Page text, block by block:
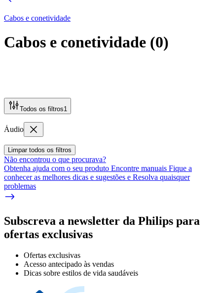
Cabos e conetividade
Cabos e conetividade (0)
Todos os filtros1
Áudio
Limpar todos os filtros
Não encontrou o que procurava?
Obtenha ajuda com o seu produto Encontre manuais Fique a
conhecer as melhores dicas e sugestões e Resolva quaisquer
problemas
Subscreva a newsletter da Philips para
ofertas exclusivas
Ofertas exclusivas
Acesso antecipado às vendas
Dicas sobre estilos de vida saudáveis